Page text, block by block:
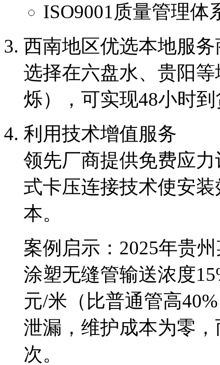
ISO9001质量管理体
西南地区优选本地服务
选择在六盘水、贵阳
烁），可实现48小时
利用技术增值服务
领先厂商提供免费应
式卡压连接技术使安
本。
案例启示：2025年贵
涂塑无缝管输送浓度
元/米（比普通管高
泄漏，维护成本为零
次。